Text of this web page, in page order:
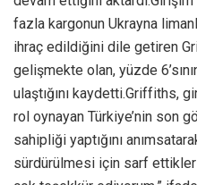
fazla kargonun Ukrayna
ihraç edildiğini dile getiren
gelişmekte olan, yüzde
ulaştığını kaydetti.Griffiths,
rol oynayan Türkiye’nin son
sahipliği yaptığını
sürdürülmesi için sarf